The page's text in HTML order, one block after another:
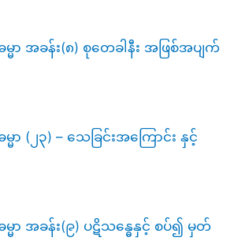
အခန်း(၈) စုတေခါနီး အဖြစ်အပျက်
(၂၃) – သေခြင်းအကြောင်း နှင့်
ာ အခန်း(၉) ပဋိသန္ဓေနှင့် စပ်၍ မှတ်